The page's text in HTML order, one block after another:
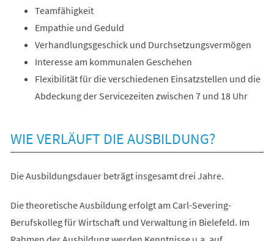
Teamfähigkeit
Empathie und Geduld
Verhandlungsgeschick und Durchsetzungsvermögen
Interesse am kommunalen Geschehen
Flexibilität für die verschiedenen Einsatzstellen und die
Abdeckung der Servicezeiten zwischen 7 und 18 Uhr
WIE VERLÄUFT DIE AUSBILDUNG?
Die Ausbildungsdauer beträgt insgesamt drei Jahre.
Die theoretische Ausbildung erfolgt am Carl-Severing-
Berufskolleg für Wirtschaft und Verwaltung in Bielefeld. Im